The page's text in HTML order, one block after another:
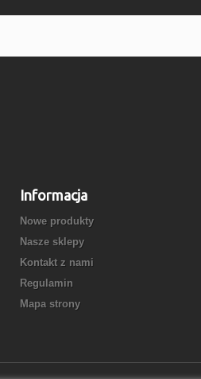
Informacja
Nowe produkty
Nasze sklepy
Kontakt z nami
Regulamin
Mapa strony